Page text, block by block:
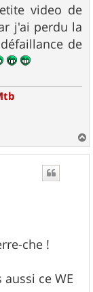
video de
j'ai perdu la
de
a
che !
ce WE